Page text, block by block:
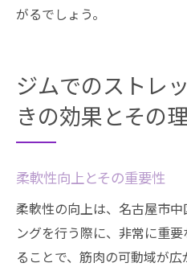
がるでしょう。
ジムでのストレ
きの効果とその
柔軟性向上とその重要性
柔軟性の向上は、名古屋市
ングを行う際に、非常に重
ることで、筋肉の可動域が